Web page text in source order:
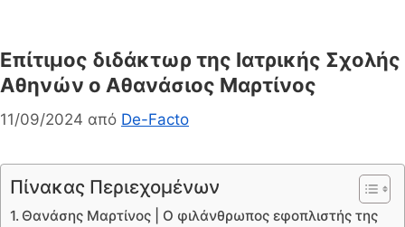
Επίτιμος διδάκτωρ της Ιατρικής Σχολής
Αθηνών ο Αθανάσιος Μαρτίνος
11/09/2024 από De-Facto
Πίνακας Περιεχομένων
Θανάσης Μαρτίνος | Ο φιλάνθρωπος εφοπλιστής της